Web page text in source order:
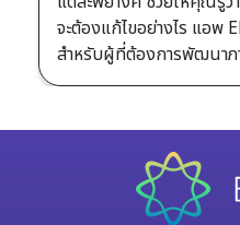
จะต้องแก้ไขอย่างไร แอพ
สำหรับผู้ที่ต้องการพัฒนา